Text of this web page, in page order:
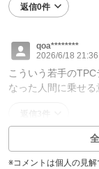
返信0件
qoa********
2026/6/18 21:36
こういう若手の
なった人間に乗せる
※コメントは個人の見解